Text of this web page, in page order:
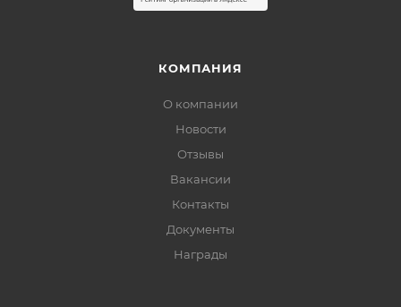
КОМПАНИЯ
О компании
Новости
Отзывы
Вакансии
Контакты
Документы
Награды